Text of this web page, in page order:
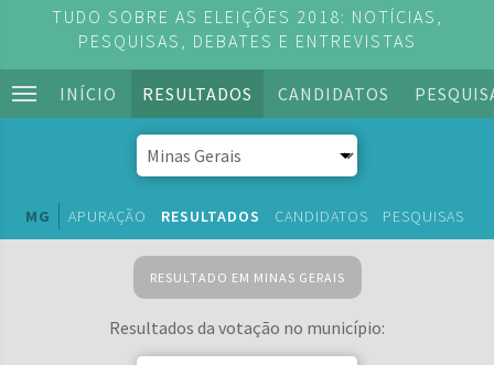
TUDO SOBRE AS ELEIÇÕES 2018: NOTÍCIAS,
PESQUISAS, DEBATES E ENTREVISTAS
INÍCIO RESULTADOS CANDIDATOS
MG APURAÇÃO RESULTADOS CANDIDATOS PESQUISAS
RESULTADO EM MINAS GERAIS
Resultados da votação no município: